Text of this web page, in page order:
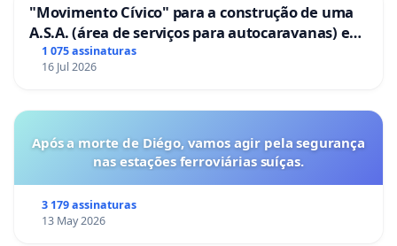
"Movimento Cívico" para a construção de uma
A.S.A. (área de serviços para autocaravanas) em
Coimbra
1 075 assinaturas
16 Jul 2026
Após a morte de Diégo, vamos agir pela segurança
nas estações ferroviárias suíças.
3 179 assinaturas
13 May 2026